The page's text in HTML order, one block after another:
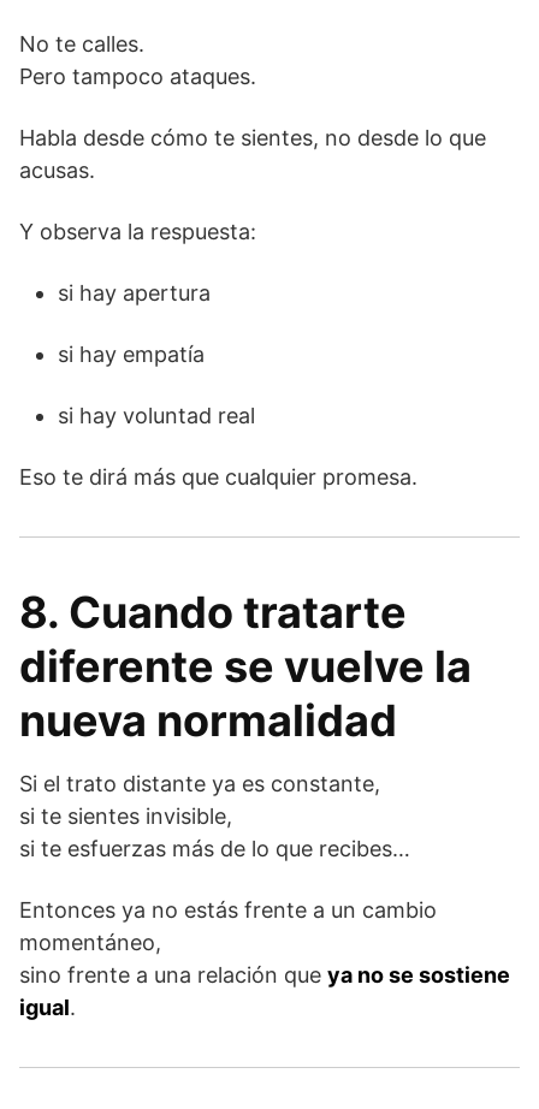
No te calles.
Pero tampoco ataques.
Habla desde cómo te sientes, no desde lo que
acusas.
Y observa la respuesta:
si hay apertura
si hay empatía
si hay voluntad real
Eso te dirá más que cualquier promesa.
8. Cuando tratarte
diferente se vuelve la
nueva normalidad
Si el trato distante ya es constante,
si te sientes invisible,
si te esfuerzas más de lo que recibes…
Entonces ya no estás frente a un cambio
momentáneo,
sino frente a una relación que ya no se sostiene
igual.